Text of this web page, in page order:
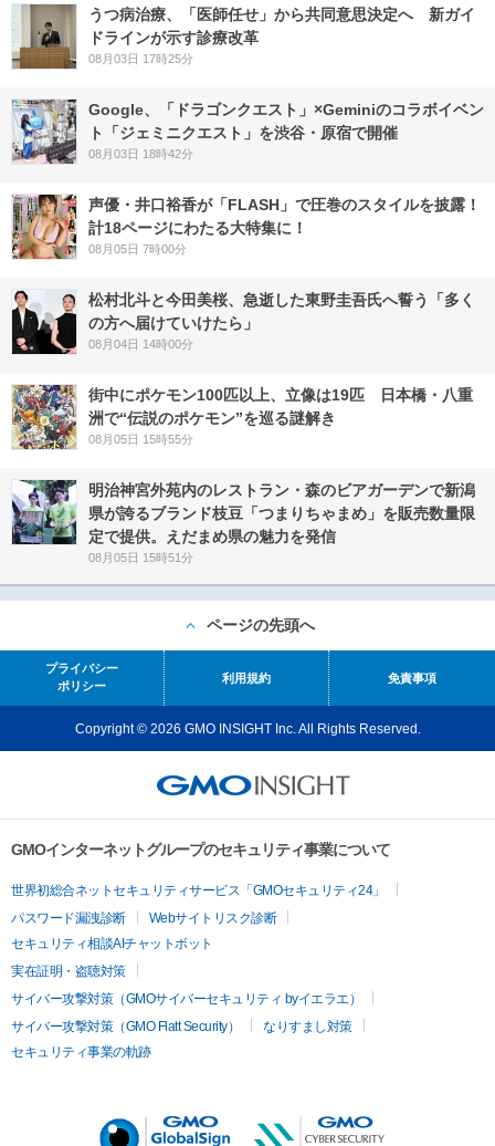
うつ病治療、「医師任せ」から共同意思決定へ 新ガイ
ドラインが示す診療改革
08月03日 17時25分
Google、「ドラゴンクエスト」×Geminiのコラボイベン
ト「ジェミニクエスト」を渋谷・原宿で開催
08月03日 18時42分
声優・井口裕香が「FLASH」で圧巻のスタイルを披露！
計18ページにわたる大特集に！
08月05日 7時00分
松村北斗と今田美桜、急逝した東野圭吾氏へ誓う「多く
の方へ届けていけたら」
08月04日 14時00分
街中にポケモン100匹以上、立像は19匹 日本橋・八重
洲で“伝説のポケモン”を巡る謎解き
08月05日 15時55分
明治神宮外苑内のレストラン・森のビアガーデンで新潟
県が誇るブランド枝豆「つまりちゃまめ」を販売数量限
定で提供。えだまめ県の魅力を発信
08月05日 15時51分
ページの先頭へ
プライバシー
ポリシー
利用規約 免責事項
Copyright © 2026 GMO INSIGHT Inc. All Rights Reserved.
GMOインターネットグループのセキュリティ事業について
世界初総合ネットセキュリティサービス「GMOセキュリティ24」
パスワード漏洩診断
Webサイトリスク診断
セキュリティ相談AIチャットボット
実在証明・盗聴対策
サイバー攻撃対策（GMOサイバーセキュリティ byイエラエ）
サイバー攻撃対策（GMO Flatt Security）
なりすまし対策
セキュリティ事業の軌跡